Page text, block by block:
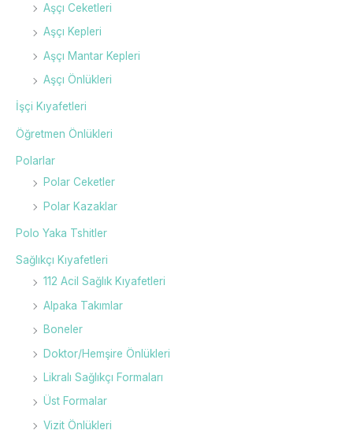
Aşçı Ceketleri
Aşçı Kepleri
Aşçı Mantar Kepleri
Aşçı Önlükleri
İşçi Kıyafetleri
Öğretmen Önlükleri
Polarlar
Polar Ceketler
Polar Kazaklar
Polo Yaka Tshitler
Sağlıkçı Kıyafetleri
112 Acil Sağlık Kıyafetleri
Alpaka Takımlar
Boneler
Doktor/Hemşire Önlükleri
Likralı Sağlıkçı Formaları
Üst Formalar
Vizit Önlükleri